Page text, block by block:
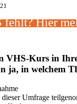
fehlt? Hier
VHS-Kurs in
ja, in welchem
dieser Umfrage